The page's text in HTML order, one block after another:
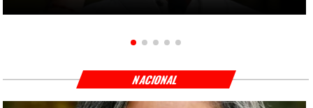
NACIONAL